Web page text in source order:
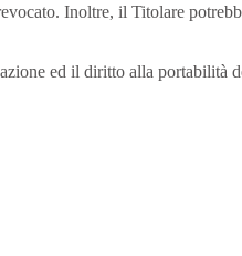
Inoltre, il Titolare
ed il diritto alla portabilità